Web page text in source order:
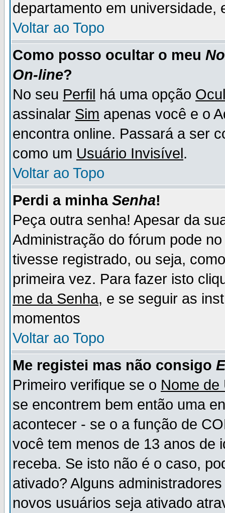
departamento em universidade,
Voltar ao Topo
Como posso ocultar o meu
On-line?
No seu Perfil há uma opção
assinalar Sim apenas você e o
encontra online. Passará a ser
como um Usuário Invisível.
Voltar ao Topo
Perdi a minha Senha!
Peça outra senha! Apesar da
Administração do fórum pode
tivesse registrado, ou seja,
primeira vez. Para fazer isto
me da Senha, e se seguir as
momentos
Voltar ao Topo
Me registei mas não consigo
Primeiro verifique se o Nome de
se encontrem bem então uma
acontecer - se o a função de
você tem menos de 13 anos de
receba. Se isto não é o caso,
ativado? Alguns
novos usuários seja ativado